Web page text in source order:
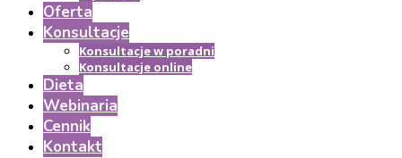
Oferta
Konsultacje
Konsultacje w poradni
Konsultacje online
Dieta
Webinaria
Cennik
Kontakt